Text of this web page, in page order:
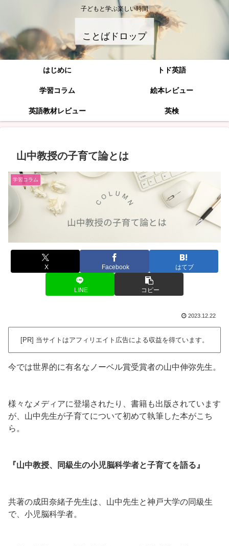
子どもと学ぶ楽しい時間
ことばドロップ
はじめに トド英語
学習コラム 絵本レビュー
英語教材レビュー 英検
山中教授の子育て論とは
学習コラム
X Facebook はてブ
LINE コピー
2023.12.22
[PR] 当サイトはアフィリエイト広告による収益を得ています。
今では世界的に有名なノーベル賞受賞者の山中伸弥先生。
様々なメディアに登場されたり、書籍も出版されています
が、山中先生が子育てについて初めて執筆した本がこち
ら。
『山中教授、同級生の小児脳科学者と子育てを語る』
共著の成田奈緒子先生は、山中先生と神戸大学の同級生
で、小児脳科学者。